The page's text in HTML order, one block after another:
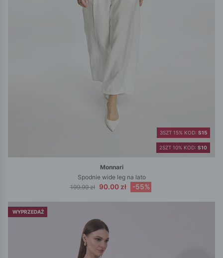
2SZT 10% KOD: S10
3SZT 15% KOD: S15
Monnari
Spodnie wide leg na lato
199.99 zł 90.00 zł -55%
WYPRZEDAŻ